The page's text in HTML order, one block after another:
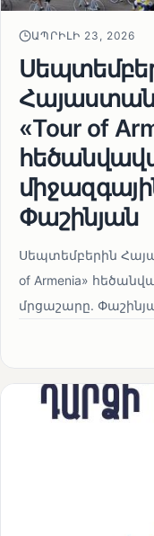
ԱՊՐԻԼԻ 23, 2026
«Tour of
Փաշինյան
Սեպտեմբերին
of Armenia»
մրցաշարը.